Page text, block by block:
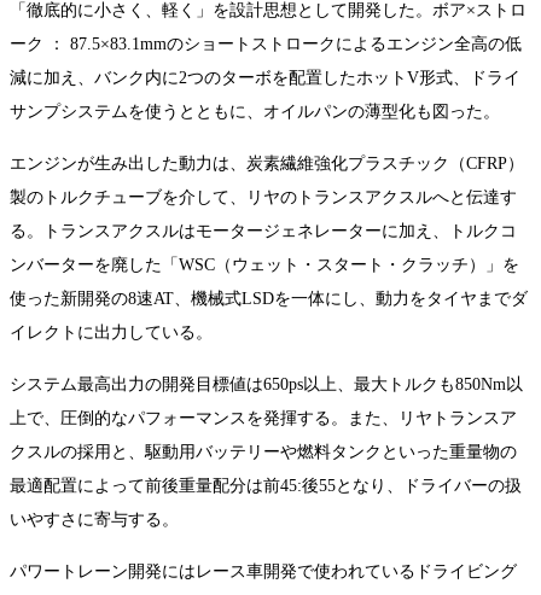
「徹底的に小さく、軽く」を設計思想として開発した。ボア×ストロ
ーク ： 87.5×83.1mmのショートストロークによるエンジン全高の低
減に加え、バンク内に2つのターボを配置したホットV形式、ドライ
サンプシステムを使うとともに、オイルパンの薄型化も図った。
エンジンが生み出した動力は、炭素繊維強化プラスチック（CFRP）
製のトルクチューブを介して、リヤのトランスアクスルへと伝達す
る。トランスアクスルはモータージェネレーターに加え、トルクコ
ンバーターを廃した「WSC（ウェット・スタート・クラッチ）」を
使った新開発の8速AT、機械式LSDを一体にし、動力をタイヤまでダ
イレクトに出力している。
システム最高出力の開発目標値は650ps以上、最大トルクも850Nm以
上で、圧倒的なパフォーマンスを発揮する。また、リヤトランスア
クスルの採用と、駆動用バッテリーや燃料タンクといった重量物の
最適配置によって前後重量配分は前45:後55となり、ドライバーの扱
いやすさに寄与する。
パワートレーン開発にはレース車開発で使われているドライビング